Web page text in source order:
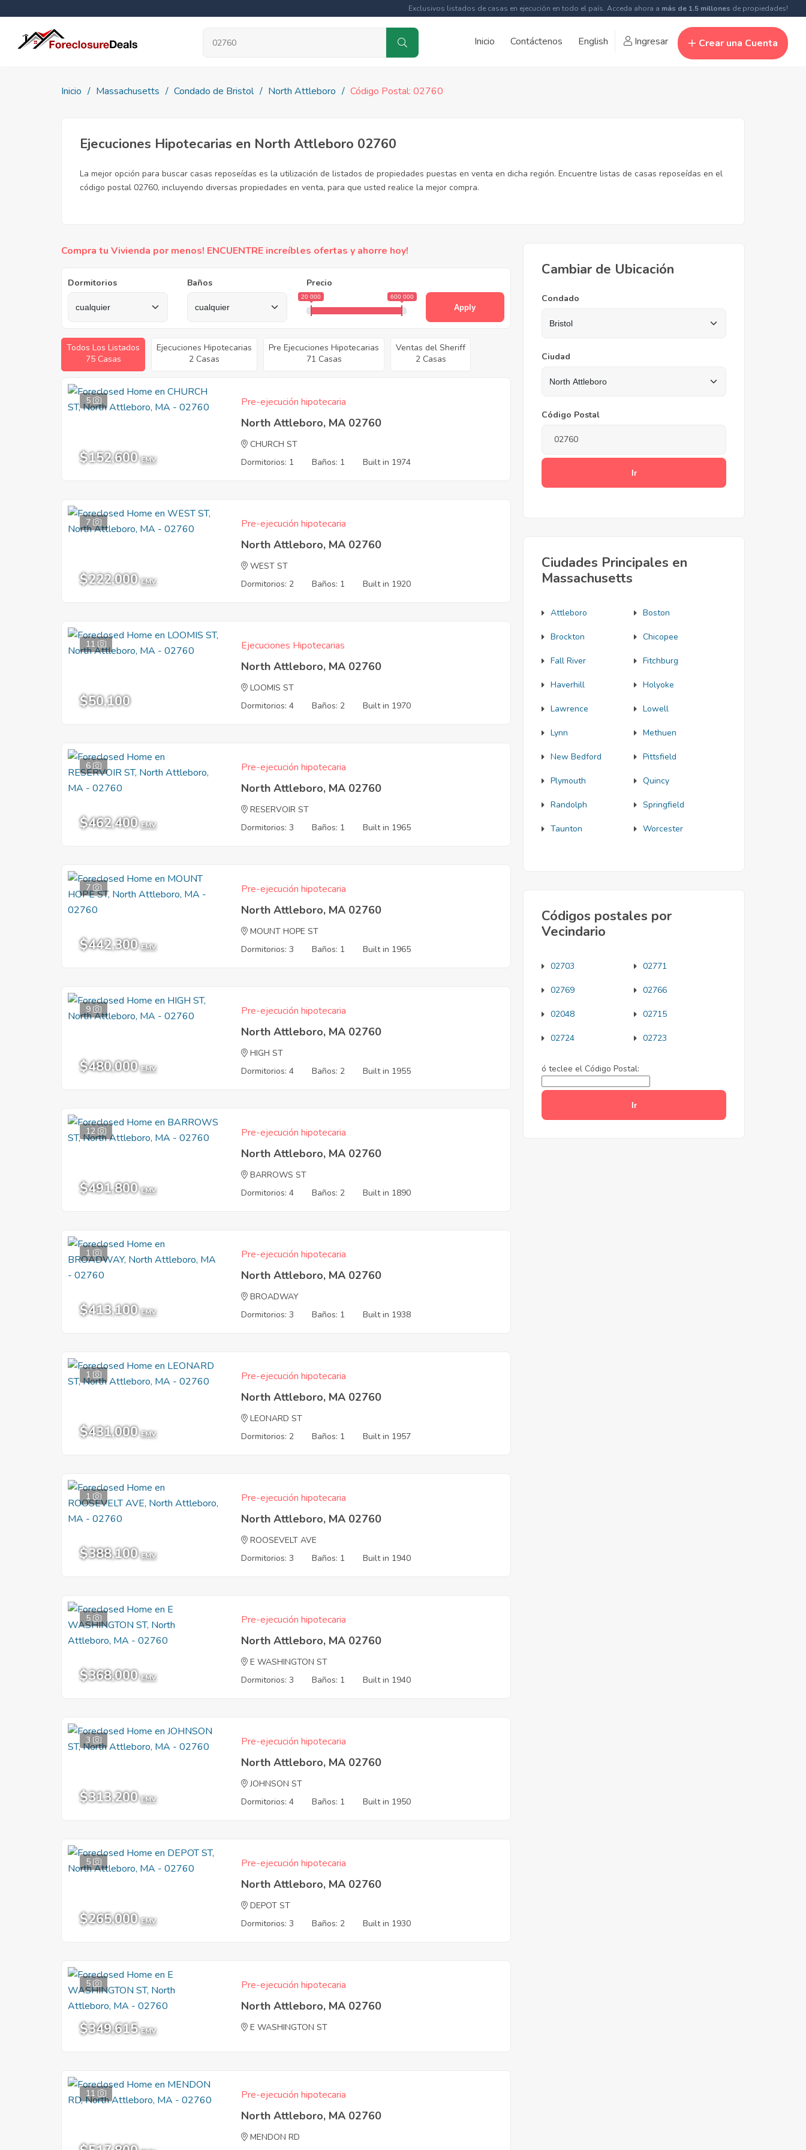
Exclusivos listados de casas en ejecución en todo el país. Acceda ahora a más de 1.5 millones de propiedades!
Inicio Contáctenos English Ingresar Crear una Cuenta
Inicio Massachusetts Condado de Bristol North Attleboro Código Postal: 02760
Ejecuciones Hipotecarias en North Attleboro 02760
La mejor opción para buscar casas reposeídas es la utilización de listados de propiedades puestas en venta en dicha región. Encuentre listas de casas reposeídas en el
código postal 02760, incluyendo diversas propiedades en venta, para que usted realice la mejor compra.
Compra tu Vivienda por menos! ENCUENTRE increíbles ofertas y ahorre hoy!
Dormitorios Baños Precio
20 000 600 000
Apply
Todos Los Listados
75 Casas
Ejecuciones Hipotecarias
2 Casas
Pre Ejecuciones Hipotecarias
71 Casas
Ventas del Sheriff
2 Casas
5
$152,600 EMV
Pre-ejecución hipotecaria
North Attleboro, MA 02760
CHURCH ST
Dormitorios: 1
Baños: 1 Built in 1974
7
$222,000 EMV
Pre-ejecución hipotecaria
North Attleboro, MA 02760
WEST ST
Dormitorios: 2
Baños: 1 Built in 1920
11
$50,100
Ejecuciones Hipotecarias
North Attleboro, MA 02760
LOOMIS ST
Dormitorios: 4
Baños: 2 Built in 1970
6
$462,400 EMV
Pre-ejecución hipotecaria
North Attleboro, MA 02760
RESERVOIR ST
Dormitorios: 3
Baños: 1 Built in 1965
7
$442,300 EMV
Pre-ejecución hipotecaria
North Attleboro, MA 02760
MOUNT HOPE ST
Dormitorios: 3
Baños: 1 Built in 1965
9
$480,000 EMV
Pre-ejecución hipotecaria
North Attleboro, MA 02760
HIGH ST
Dormitorios: 4
Baños: 2 Built in 1955
12
$491,800 EMV
Pre-ejecución hipotecaria
North Attleboro, MA 02760
BARROWS ST
Dormitorios: 4
Baños: 2 Built in 1890
1
$413,100 EMV
Pre-ejecución hipotecaria
North Attleboro, MA 02760
BROADWAY
Dormitorios: 3
Baños: 1 Built in 1938
1
$431,000 EMV
Pre-ejecución hipotecaria
North Attleboro, MA 02760
LEONARD ST
Dormitorios: 2
Baños: 1 Built in 1957
1
$388,100 EMV
Pre-ejecución hipotecaria
North Attleboro, MA 02760
ROOSEVELT AVE
Dormitorios: 3
Baños: 1 Built in 1940
5
$368,000 EMV
Pre-ejecución hipotecaria
North Attleboro, MA 02760
E WASHINGTON ST
Dormitorios: 3
Baños: 1 Built in 1940
3
$313,200 EMV
Pre-ejecución hipotecaria
North Attleboro, MA 02760
JOHNSON ST
Dormitorios: 4
Baños: 1 Built in 1950
5
$265,000 EMV
Pre-ejecución hipotecaria
North Attleboro, MA 02760
DEPOT ST
Dormitorios: 3
Baños: 2 Built in 1930
5
$349,615 EMV
Pre-ejecución hipotecaria
North Attleboro, MA 02760
E WASHINGTON ST
11 Pre-ejecución hipotecaria
North Attleboro, MA 02760
MENDON RD
Cambiar de Ubicación
Condado
Ciudad
Código Postal
Ciudades Principales en
Massachusetts
Attleboro Boston
Brockton Chicopee
Fall River Fitchburg
Haverhill Holyoke
Lawrence Lowell
Lynn Methuen
New Bedford Pittsfield
Plymouth Quincy
Randolph Springfield
Taunton Worcester
Códigos postales por
Vecindario
02703 02771
02769 02766
02048 02715
02724 02723
ó teclee el Código Postal: